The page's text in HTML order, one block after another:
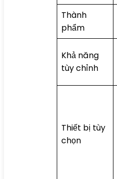
Thành
phẩm
Khả năng
tùy chỉnh
Thiết bị tùy
chọn